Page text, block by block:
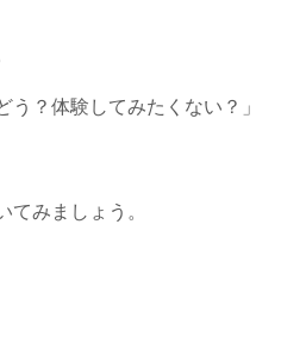
？体験してみたくない？」
みましょう。